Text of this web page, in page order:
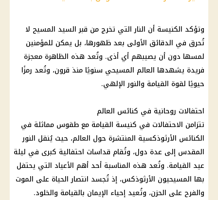
وتؤكد الكنيسة أن النار التي تخرج من قبر السيد المسيح لا
تُحرق في الدقائق الأولى بعد ظهورها، بل يمكن للمؤمنين
لمسها دون أن يصيبهم أي أذى. وتُعد هذه الظاهرة معجزة
فريدة يشهدها العالم المسيحي سنويًا منذ قرون، وتُعد رمزًا
حيويًا لقوة القيامة والنور الإلهي.
احتفالات روحانية في كنائس العالم
تتزامن الاحتفالات في كنيسة القيامة مع طقوس مماثلة في
الكنائس الأرثوذكسية المنتشرة حول العالم، حيث يُنقل النور
المقدس إلى عدة دول، وتُقام قداسات احتفالية كبرى في ليلة
عيد القيامة. وتُعد هذه المناسبة أحد أهم الأعياد التي يحتفل
بها المسيحيون الأرثوذكس، إذ تُجسد انتصار الحياة على الموت
والفرح على الحزن، وتُعيد إحياء الإيمان بالقيامة والخلود.